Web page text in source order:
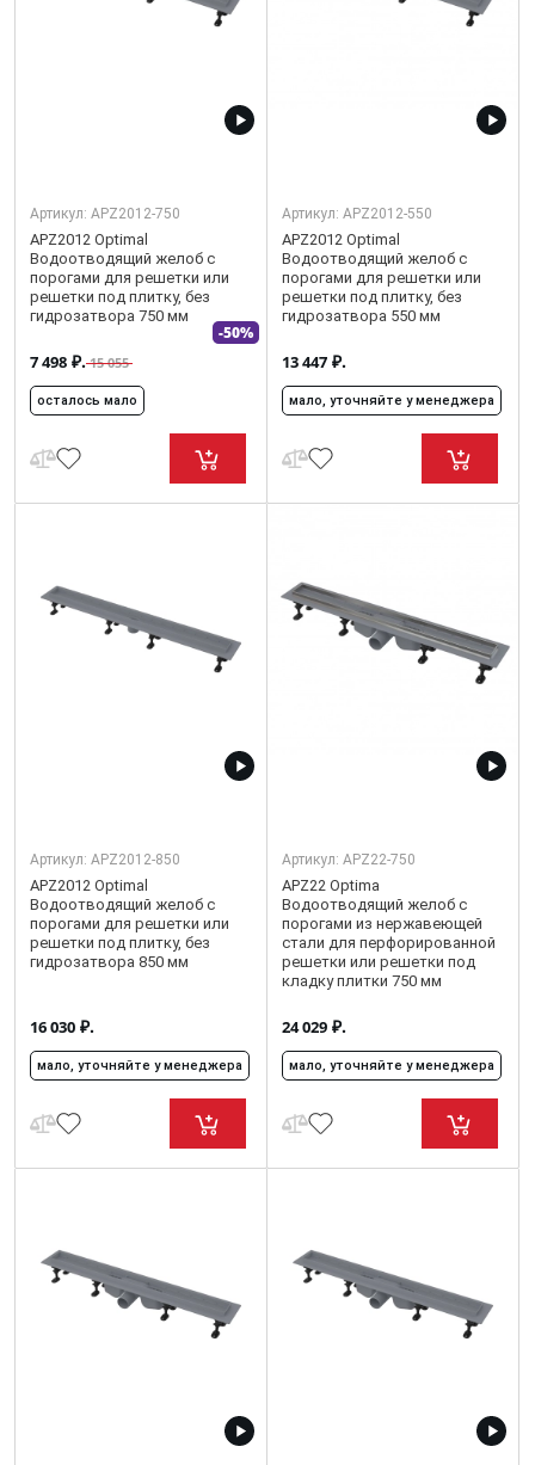
Артикул: APZ2012-750
APZ2012 Optimal
Водоотводящий желоб с
порогами для решетки или
решетки под плитку, без
гидрозатвора 750 мм
7 498 ₽.
-50%
15 055
осталось мало
Артикул: APZ2012-550
APZ2012 Optimal
Водоотводящий желоб с
порогами для решетки или
решетки под плитку, без
гидрозатвора 550 мм
13 447 ₽.
мало, уточняйте у менеджера
Артикул: APZ2012-850
APZ2012 Optimal
Водоотводящий желоб с
порогами для решетки или
решетки под плитку, без
гидрозатвора 850 мм
16 030 ₽.
мало, уточняйте у менеджера
Артикул: APZ22-750
APZ22 Optima
Водоотводящий желоб с
порогами из нержавеющей
стали для перфорированной
решетки или решетки под
кладку плитки 750 мм
24 029 ₽.
мало, уточняйте у менеджера